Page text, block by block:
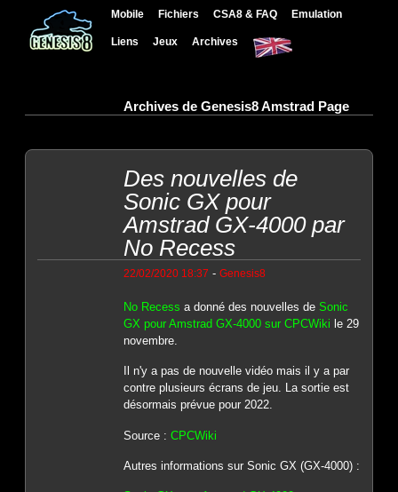
Mobile Fichiers CSA8 & FAQ Emulation
Liens Jeux Archives
Archives de Genesis8 Amstrad Page
Des nouvelles de
Sonic GX pour
Amstrad GX-4000 par
No Recess
22/02/2020 18:37 - Genesis8
No Recess a donné des nouvelles de Sonic
GX pour Amstrad GX-4000 sur CPCWiki le 29
novembre.
Il n'y a pas de nouvelle vidéo mais il y a par
contre plusieurs écrans de jeu. La sortie est
désormais prévue pour 2022.
Source : CPCWiki
Autres informations sur Sonic GX (GX-4000) :